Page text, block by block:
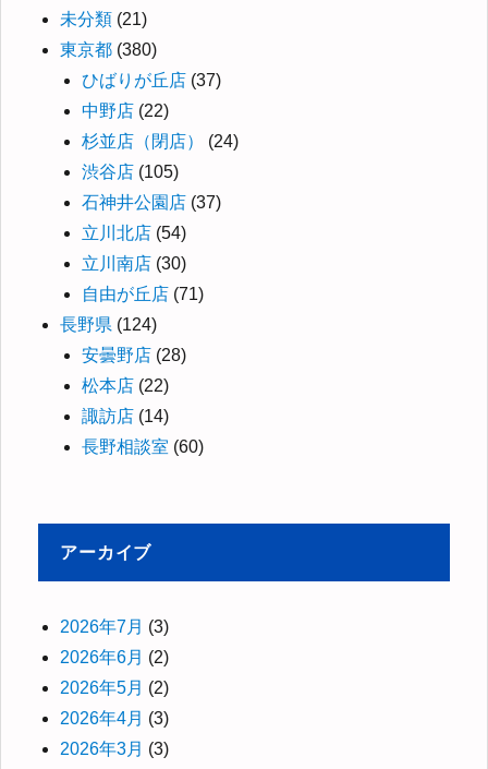
未分類 (21)
東京都 (380)
ひばりが丘店 (37)
中野店 (22)
杉並店（閉店）
(24)
渋谷店 (105)
石神井公園店 (37)
立川北店 (54)
立川南店 (30)
自由が丘店 (71)
長野県 (124)
安曇野店 (28)
松本店 (22)
諏訪店 (14)
長野相談室 (60)
アーカイブ
2026年7月 (3)
2026年6月 (2)
2026年5月 (2)
2026年4月 (3)
2026年3月 (3)